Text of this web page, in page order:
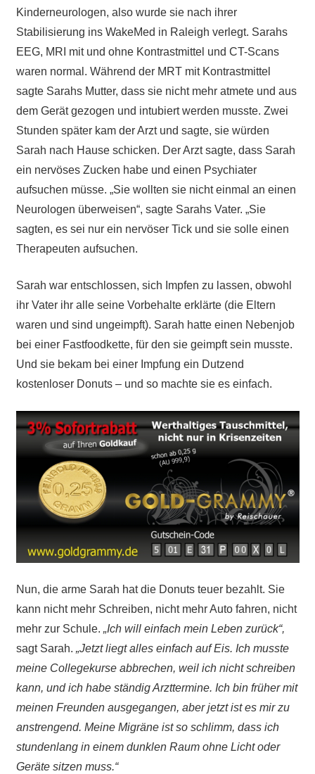
Kinderneurologen, also wurde sie nach ihrer
Stabilisierung ins WakeMed in Raleigh verlegt. Sarahs
EEG, MRI mit und ohne Kontrastmittel und CT-Scans
waren normal. Während der MRT mit Kontrastmittel
sagte Sarahs Mutter, dass sie nicht mehr atmete und aus
dem Gerät gezogen und intubiert werden musste. Zwei
Stunden später kam der Arzt und sagte, sie würden
Sarah nach Hause schicken. Der Arzt sagte, dass Sarah
ein nervöses Zucken habe und einen Psychiater
aufsuchen müsse. „Sie wollten sie nicht einmal an einen
Neurologen überweisen“, sagte Sarahs Vater. „Sie
sagten, es sei nur ein nervöser Tick und sie solle einen
Therapeuten aufsuchen.
Sarah war entschlossen, sich Impfen zu lassen, obwohl
ihr Vater ihr alle seine Vorbehalte erklärte (die Eltern
waren und sind ungeimpft). Sarah hatte einen Nebenjob
bei einer Fastfoodkette, für den sie geimpft sein musste.
Und sie bekam bei einer Impfung ein Dutzend
kostenloser Donuts – und so machte sie es einfach.
Nun, die arme Sarah hat die Donuts teuer bezahlt. Sie
kann nicht mehr Schreiben, nicht mehr Auto fahren, nicht
mehr zur Schule. „Ich will einfach mein Leben zurück“,
sagt Sarah. „Jetzt liegt alles einfach auf Eis. Ich musste
meine Collegekurse abbrechen, weil ich nicht schreiben
kann, und ich habe ständig Arzttermine. Ich bin früher mit
meinen Freunden ausgegangen, aber jetzt ist es mir zu
anstrengend. Meine Migräne ist so schlimm, dass ich
stundenlang in einem dunklen Raum ohne Licht oder
Geräte sitzen muss.“